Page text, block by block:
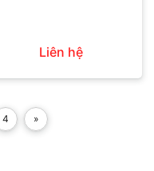
Liên hệ
4 »